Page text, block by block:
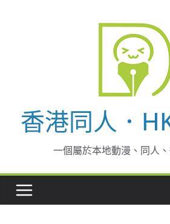
香港同人．
一個屬於本地動漫、同人